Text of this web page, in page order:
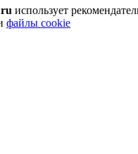
использует
файлы cookie